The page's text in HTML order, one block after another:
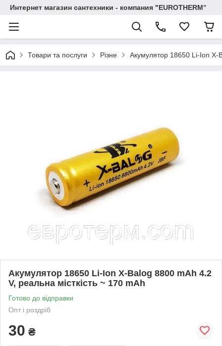
Интернет магазин сантехники - компания "EUROTHERM"
Товари та послуги Різне Акумулятор 18650 Li-Ion X-
Акумулятор 18650 Li-Ion X-Balog 8800 mAh 4.2
V, реальна місткість ~ 170 mAh
Готово до відправки
Опт і роздріб
30 ₴